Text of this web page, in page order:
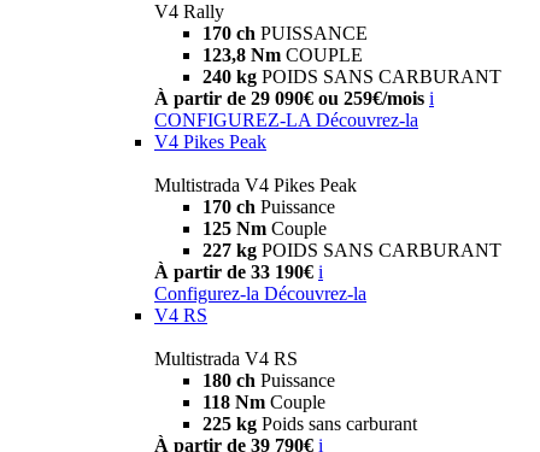
V4 Rally
170 ch PUISSANCE
123,8 Nm COUPLE
240 kg POIDS SANS CARBURANT
À partir de 29 090€ ou 259€/mois i
CONFIGUREZ-LA Découvrez-la
V4 Pikes Peak
Multistrada V4 Pikes Peak
170 ch Puissance
125 Nm Couple
227 kg POIDS SANS CARBURANT
À partir de 33 190€ i
Configurez-la Découvrez-la
V4 RS
Multistrada V4 RS
180 ch Puissance
118 Nm Couple
225 kg Poids sans carburant
À partir de 39 790€ i